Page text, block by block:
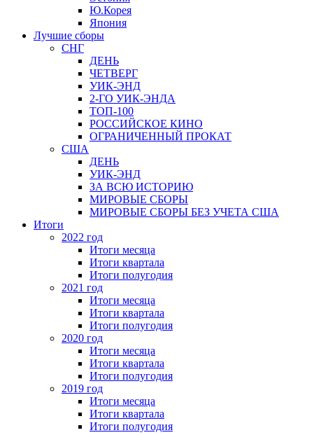
Ю.Корея
Япония
Лучшие сборы
СНГ
ДЕНЬ
ЧЕТВЕРГ
УИК-ЭНД
2-ГО УИК-ЭНДА
ТОП-100
РОССИЙСКОЕ КИНО
ОГРАНИЧЕННЫЙ ПРОКАТ
США
ДЕНЬ
УИК-ЭНД
ЗА ВСЮ ИСТОРИЮ
МИРОВЫЕ СБОРЫ
МИРОВЫЕ СБОРЫ БЕЗ УЧЕТА США
Итоги
2022 год
Итоги месяца
Итоги квартала
Итоги полугодия
2021 год
Итоги месяца
Итоги квартала
Итоги полугодия
2020 год
Итоги месяца
Итоги квартала
Итоги полугодия
2019 год
Итоги месяца
Итоги квартала
Итоги полугодия